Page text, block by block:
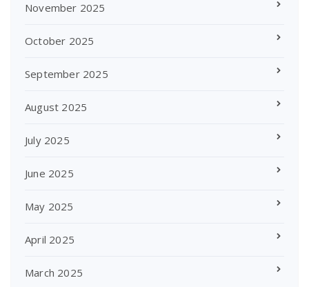
November 2025
October 2025
September 2025
August 2025
July 2025
June 2025
May 2025
April 2025
March 2025